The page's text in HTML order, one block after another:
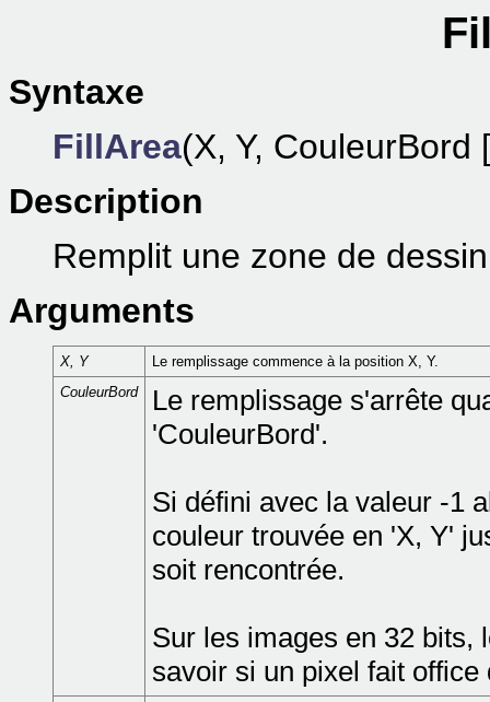
Syntaxe
FillArea(X, Y, CouleurBord
Description
Remplit une zone de
Arguments
X, Y
Le remplissage commence à la position X, Y.
CouleurBord
Le remplissage s'arrête
'CouleurBord'.
Si défini avec la valeur -1
couleur trouvée en 'X, Y'
soit rencontrée.
Sur les images en 32 bits,
savoir si un pixel fait office